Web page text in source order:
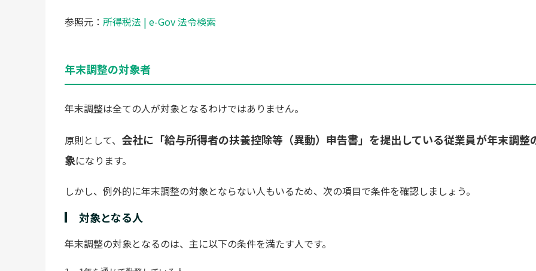
参照元： 所得税法 | e-Gov 法令検索
年末調整の対象者
年末調整は全ての人が対象となるわけではありません。
原則として、 会社に「給与所得者の扶養控除等（異動）申告書」を提出している従業員が年末調整
象になります。
しかし、例外的に年末調整の対象とならない人もいるため、次の項目で条件を確認しましょう。
対象となる人
年末調整の対象となるのは、主に以下の条件を満たす人です。